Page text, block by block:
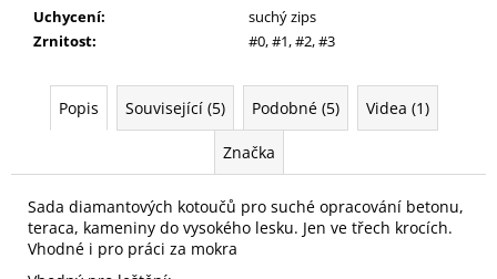
Uchycení:
suchý zips
Zrnitost: #0, #1, #2, #3
Popis Související (5) Podobné (5) Videa (1)
Značka
Sada diamantových kotoučů pro suché opracování betonu,
teraca, kameniny do vysokého lesku. Jen ve třech krocích.
Vhodné i pro práci za mokra